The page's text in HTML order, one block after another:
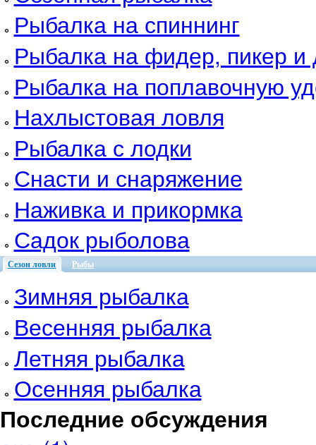
Рыбалка на спиннинг
Рыбалка на фидер, пикер и
Рыбалка на поплавочную
Нахлыстовая ловля
Рыбалка с лодки
Снасти и снаряжение
Наживка и прикормка
Садок рыболова
Сезон ловли Рыбы
Зимняя рыбалка
Весенняя рыбалка
Летняя рыбалка
Осенняя рыбалка
Последние обсуждения